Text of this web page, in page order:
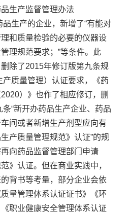
生产监督管理办法
品生产的企业，新增了“有能对
和质量检验的必要的仪器设
理规范要求；”等条件。此
除了2015年修订版第九条规
质量管理）认证要求，《药
）》也作了相应修订，删
“新开办药品生产企业、药品
间或者新增生产剂型应向有
产质量管理规范》认证”的规
向药品监督管理部门申请
》认证。但在商业实践中，
背书等考量，部分企业会依
量管理体系认证证书》《环
职业健康安全管理体系认证